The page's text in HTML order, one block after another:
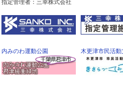
指定管理者：三幸株式会社